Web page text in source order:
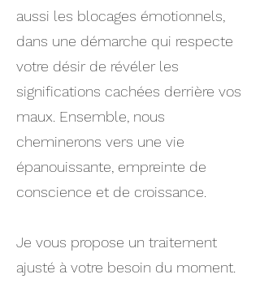
aussi les blocages émotionnels,
dans une démarche qui respecte
votre désir de révéler les
significations cachées derrière vos
maux. Ensemble, nous
cheminerons vers une vie
épanouissante, empreinte de
conscience et de croissance.
Je vous propose un traitement
ajusté à votre besoin du moment.